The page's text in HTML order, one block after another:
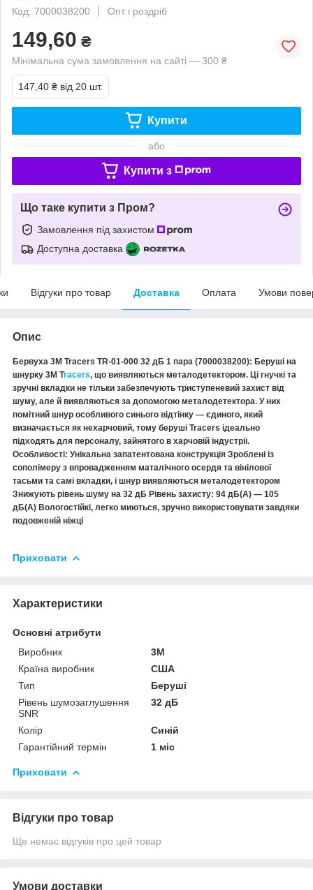
Код: 7000038200
Опт і роздріб
149,60 ₴
Мінімальна сума замовлення на сайті — 300 ₴
147,40 ₴ від 20 шт.
Купити
або
Купити з
Що таке купити з Пром?
Замовлення під захистом
Доступна доставка
Відгуки про товар Доставка Оплата Умови
Опис
Бервуха 3M Tracers TR-01-000 32 дБ 1 пара (7000038200): Беруші на
шнурку 3М Tracers, що виявляються металодетектором. Ці гнучкі та
зручні вкладки не тільки забезпечують триступеневий захист від
шуму, але й виявляються за допомогою металодетектора. У них
помітний шнур особливого синього відтінку — єдиного, який
визначається як нехарчовий, тому беруші Tracers ідеально
підходять для персоналу, зайнятого в харчовій індустрії.
Особливості: Унікальна запатентована конструкція Зроблені із
сополімеру з впровадженням маталічного осердя та вінілової
тасьми та самі вкладки, і шнур виявляються металодетектором
Знижують рівень шуму на 32 дБ Рівень захисту: 94 дБ(А) — 105
дБ(А) Вологостійкі, легко миються, зручно використовувати завдяки
подовженій ніжці
Приховати
Характеристики
Основні атрибути
Виробник
3М
Країна виробник
США
Тип
Беруші
Рівень шумозаглушення
SNR
32 дБ
Колір
Синій
Гарантійний термін
1 міс
Приховати
Відгуки про товар
Ще немає відгуків про цей товар
Умови доставки